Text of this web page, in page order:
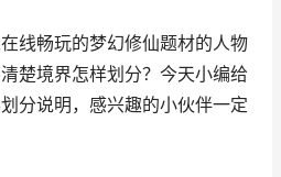
线畅玩的梦幻修仙题材的人物
楚境界怎样划分？今天小编给
分说明，感兴趣的小伙伴一定